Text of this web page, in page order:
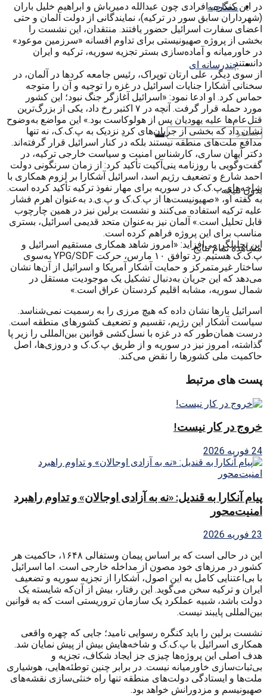
مصاحبه
چندرسانه ای
بدون نتیجه
مشاهده تمام نتایج
در این کنگره، افرادی چون عبدالله دمیرباش و ابراهیم خلیل باران
(شهرداران سابق سور در ترکیه)، نمایندگانی از دولت آلمان و حتی
اعضای سفارت اسرائیل حضور یافتند. منتقدان، این نشست را
بخشی از پروژه صهیونیستی برای تداوم افسانه «سرزمین موعود»
در خاورمیانه و آماده‌سازی بستر تجزیه سوریه، ترکیه و ایران
دانستند.
از سوی دیگر، علی ارتان توپراک، رئیس جامعه کردها در آلمان، در
سخنانی آشکارا جنایات اسرائیل در غزه را توجیه و آن را متوجه
حماس کرد. او ادعا نمود: «اسرائیل آغازگر جنگ نبود؛ این کشور
مورد حمله قرار گرفت. آنچه در ۷ اکتبر رخ داد، یکی از بزرگ‌ترین
قتل‌عام‌ها علیه یهودیان پس از هولوکاست بود.» این مواضع به‌وضوح
نشان داد که بخشی از جریان‌های کردِ نزدیک به پ.ک.ک، نه تنها
مدافع ملت‌های منطقه نیستند بلکه در کنار اسرائیل قرار گرفته‌اند.
دکتر آیهان ساری، کارشناس امنیت و سیاست خارجی ترکیه، در
گفت‌وگویی با روزنامه ینی‌آکیت تأکید کرد: از زمان سرنگونی دولت
احمد شارع و تضعیف رژیم اسد، اسرائیل آشکارا بر لزوم همکاری با
شاخه‌های پ.ک.ک در سوریه برای مهار نفوذ ترکیه تأکید کرده است.
به گفته او، «صهیونیست‌ها از پ.ک.ک و پ.ی.د به‌عنوان اهرم فشار
علیه ترکیه استفاده می‌کنند و نشست برلین نیز در همین چارچوب
قابل تحلیل است.» آلمان نیز به‌عنوان متحد قدیمی اسرائیل، بستری
مناسب برای این پروژه فراهم کرده است.
این تحلیلگر می‌افزاید: «امروز شاهد همکاری مستقیم اسرائیل و
پ.ک.ک هستیم. رد توافق ۱۰ مارس، حرکت YPG/SDF به‌سوی
ساختار غیرمتمرکز و حمایت آشکار آمریکا و اسرائیل از آن‌ها نشان
می‌دهد که این جریان به‌دنبال تشکیل یک موجودیت مستقل در
شمال سوریه، مشابه اقلیم کردستان عراق است.»
اسرائیل بارها نشان داده که هیچ مرزی را به رسمیت نمی‌شناسد.
سیاست آشکار این رژیم، تقسیم و تضعیف کشورهای منطقه است.
درست همان‌طور که در غزه با نسل‌کشی قوانین بین‌المللی را زیر پا
گذاشته، امروز نیز در سوریه و از طریق پ.ک.ک و دروزی‌ها، اصل
حاکمیت ملی کشورها را نقض می‌کند.
پست های مرتبط
خروج در کار نیست!
24 فوریه 2026
پیام آنکارا به قندیل: «نه به آزادی اوجالان» و تداوم راهبرد
امنیت‌محور
23 فوریه 2026
این در حالی است که بر اساس پیمان وستفالی ۱۶۴۸، حاکمیت هر
کشور در مرزهای خود مصون از مداخله خارجی است. اما اسرائیل
با بی‌اعتنایی کامل به این اصول، آشکارا از تجزیه سوریه و تضعیف
ایران و ترکیه سخن می‌گوید. این رفتار، بیش از آن‌که شایسته یک
دولت باشد، شبیه عملکرد یک سازمان تروریستی است که به قوانین
بین‌المللی پایبند نیست.
نشست برلین را باید کنگره رسوایی نامید؛ جایی که چهره واقعی
همکاری اسرائیل با پ.ک.ک و شاخه‌هایش بیش از پیش نمایان شد.
هدف اصلی این پروژه‌ها چیزی جز ایجاد شکاف، تجزیه و
بی‌ثبات‌سازی خاورمیانه نیست. در برابر چنین توطئه‌هایی، هوشیاری
ملت‌ها و ایستادگی دولت‌های منطقه تنها راه خنثی‌سازی نقشه‌های
صهیونیسم و مزدورانش خواهد بود.